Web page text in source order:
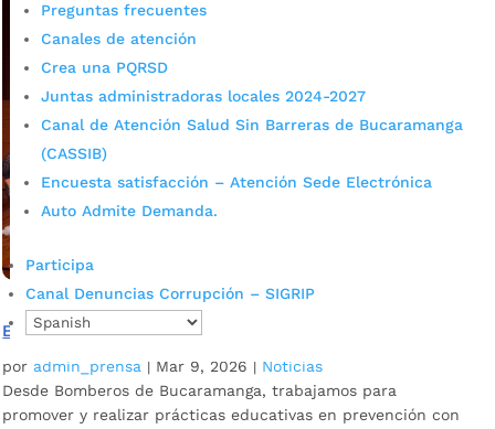
Preguntas frecuentes
Canales de atención
Crea una PQRSD
Juntas administradoras locales 2024-2027
Canal de Atención Salud Sin Barreras de Bucaramanga
(CASSIB)
Encuesta satisfacción – Atención Sede Electrónica
Auto Admite Demanda.
Participa
Canal Denuncias Corrupción – SIGRIP
Bomberitos: nuestra apuesta para educar y prevenir
por admin_prensa | Mar 9, 2026 | Noticias
Desde Bomberos de Bucaramanga, trabajamos para
promover y realizar prácticas educativas en prevención con